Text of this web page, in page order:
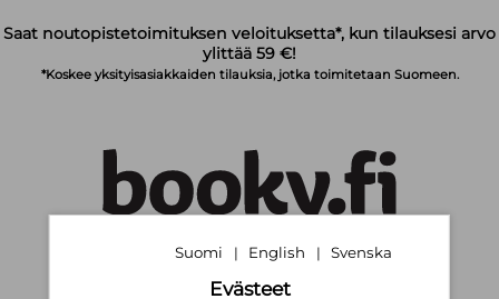
Saat noutopistetoimituksen veloituksetta*, kun tilauksesi arvo
ylittää 59 €!
*Koskee yksityisasiakkaiden tilauksia, jotka toimitetaan Suomeen.
Suomi | English | Svenska
Evästeet